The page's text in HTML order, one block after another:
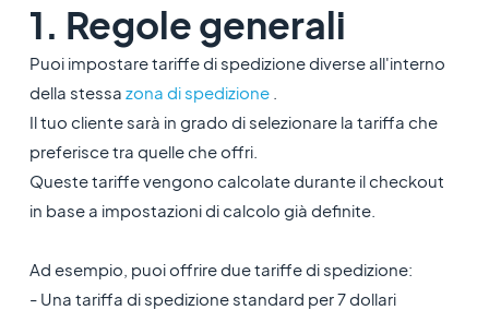
1. Regole generali
Puoi impostare tariffe di spedizione diverse all'interno
della stessa zona di spedizione.
Il tuo cliente sarà in grado di selezionare la tariffa che
preferisce tra quelle che offri.
Queste tariffe vengono calcolate durante il checkout
in base a impostazioni di calcolo già definite.
Ad esempio, puoi offrire due tariffe di spedizione:
- Una tariffa di spedizione standard per 7 dollari